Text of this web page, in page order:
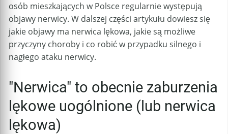
osób mieszkających w Polsce regularnie występują
objawy nerwicy. W dalszej części artykułu dowiesz się
jakie objawy ma nerwica lękowa, jakie są możliwe
przyczyny choroby i co robić w przypadku silnego i
nagłego ataku nerwicy.
"Nerwica" to obecnie zaburzenia
lękowe uogólnione (lub nerwica
lękowa)